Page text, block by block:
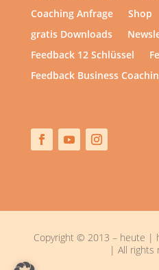
Coaching Anfrage
Shop
gratis Downloads
Feedback 12 Schlüssel
Feedback Business
Copyright © 2013 – heute |
| All rights